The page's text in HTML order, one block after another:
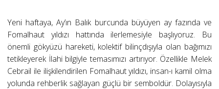
Yeni haftaya, Ay’ın Balık burcunda büyüyen ay fazında ve
Fomalhaut yıldızı hattında ilerlemesiyle başlıyoruz. Bu
önemli gökyüzü hareketi, kolektif bilinçdışıyla olan bağımızı
tetikleyerek İlahi bilgiyle temasımızı artırıyor. Özellikle Melek
Cebrail ile ilişkilendirilen Fomalhaut yıldızı, insan-ı kamil olma
yolunda rehberlik sağlayan güçlü bir semboldür. Dolayısıyla